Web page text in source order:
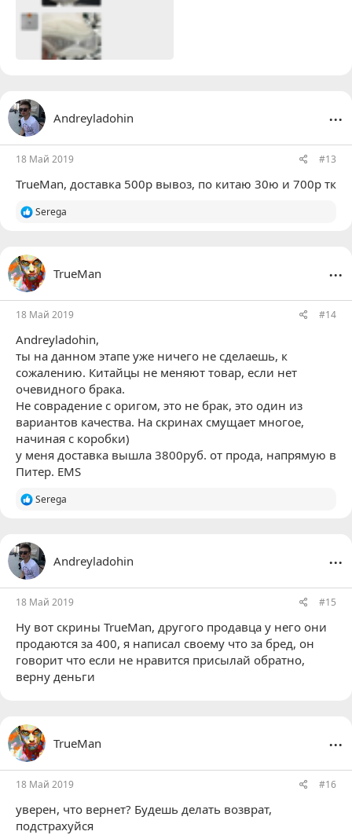
Andreyladohin ...
18 Май 2019 #13
TrueMan, доставка 500р вывоз, по китаю 30ю и 700р тк
Р
ц
и
и
:
Serega
TrueMan ...
18 Май 2019 #14
Andreyladohin,
ты на данном этапе уже ничего не сделаешь, к
сожалению. Китайцы не меняют товар, если нет
очевидного брака.
Не соврадение с оригом, это не брак, это один из
вариантов качества. На скринах смущает многое,
начиная с коробки)
у меня доставка вышла 3800руб. от прода, напрямую в
Питер. EMS
Р
ц
и
и
:
Serega
Andreyladohin ...
18 Май 2019 #15
Ну вот скрины TrueMan, другого продавца у него они
продаются за 400, я написал своему что за бред, он
говорит что если не нравится присылай обратно,
верну деньги
TrueMan ...
18 Май 2019 #16
уверен, что вернет? Будешь делать возврат,
подстрахуйся